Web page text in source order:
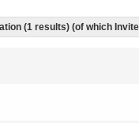
(1 results) (of which